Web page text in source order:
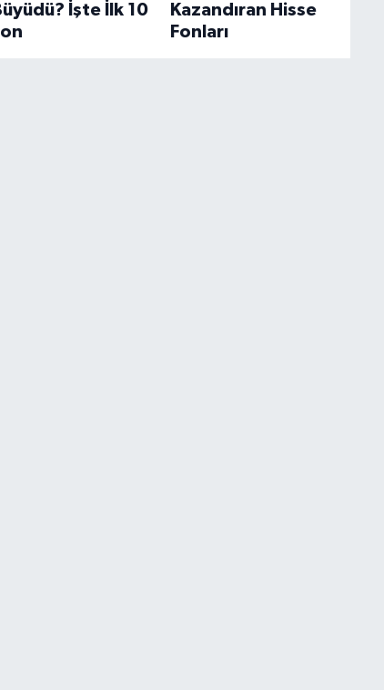
İşte İlk 10
Kazandıran Hisse
Fonları